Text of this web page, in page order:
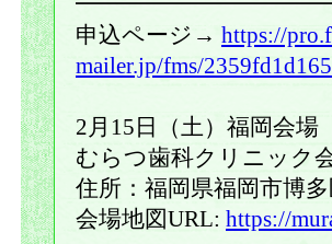
申込ページ→ https://
mailer.jp/fms/
2月15日（土）福岡会
むらつ歯科クリニック
住所：福岡県福岡市博
会場地図URL: https://